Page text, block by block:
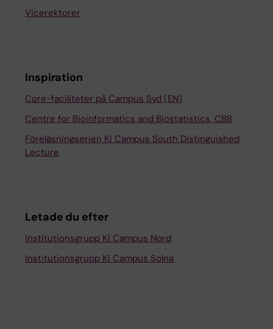
Vicerektorer
Inspiration
Core-faciliteter på Campus Syd (EN)
Centre for Bioinformatics and Biostatistics, CBB
Föreläsningserien KI Campus South Distinguished
Lecture
Letade du efter
Institutionsgrupp KI Campus Nord
Institutionsgrupp KI Campus Solna